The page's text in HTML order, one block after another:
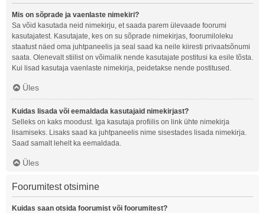
Mis on sõprade ja vaenlaste nimekiri?
Sa võid kasutada neid nimekirju, et saada parem ülevaade foorumi
kasutajatest. Kasutajate, kes on su sõprade nimekirjas, foorumiloleku
staatust näed oma juhtpaneelis ja seal saad ka neile kiiresti privaatsõnumi
saata. Olenevalt stiilist on võimalik nende kasutajate postitusi ka esile tõsta.
Kui lisad kasutaja vaenlaste nimekirja, peidetakse nende postitused.
Üles
Kuidas lisada või eemaldada kasutajaid nimekirjast?
Selleks on kaks moodust. Iga kasutaja profiilis on link ühte nimekirja
lisamiseks. Lisaks saad ka juhtpaneelis nime sisestades lisada nimekirja.
Saad samalt lehelt ka eemaldada.
Üles
Foorumitest otsimine
Kuidas saan otsida foorumist või foorumitest?